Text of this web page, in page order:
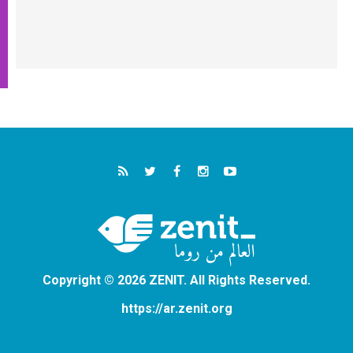
Copyright © 2026 ZENIT. All Rights Reserved.
https://ar.zenit.org